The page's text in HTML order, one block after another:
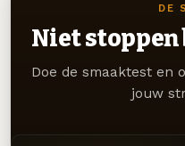
DE
Niet stoppen
Doe de smaaktest en
jouw